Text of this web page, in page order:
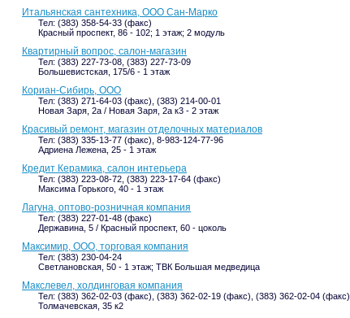
Итальянская сантехника, ООО Сан-Марко
Тел: (383) 358-54-33 (факс)
Красный проспект, 86 - 102; 1 этаж; 2 модуль
Квартирный вопрос, салон-магазин
Тел: (383) 227-73-08, (383) 227-73-09
Большевистская, 175/6 - 1 этаж
Кориан-Сибирь, ООО
Тел: (383) 271-64-03 (факс), (383) 214-00-01
Новая Заря, 2а / Новая Заря, 2а к3 - 2 этаж
Красивый ремонт, магазин отделочных материалов
Тел: (383) 335-13-77 (факс), 8-983-124-77-96
Адриена Лежена, 25 - 1 этаж
Кредит Керамика, салон интерьера
Тел: (383) 223-08-72, (383) 223-17-64 (факс)
Максима Горького, 40 - 1 этаж
Лагуна, оптово-розничная компания
Тел: (383) 227-01-48 (факс)
Державина, 5 / Красный проспект, 60 - цоколь
Максимир, ООО, торговая компания
Тел: (383) 230-04-24
Светлановская, 50 - 1 этаж; ТВК Большая медведица
Макслевел, холдинговая компания
Тел: (383) 362-02-03 (факс), (383) 362-02-19 (факс), (383) 362-02-04 (факс)
Толмачевская, 35 к2